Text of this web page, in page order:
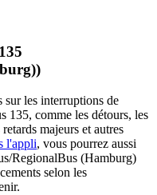
les interruptions de
135, comme les détours, les
majeurs et autres
l'appli, vous pourrez aussi
RegionalBus (Hamburg)
selon les